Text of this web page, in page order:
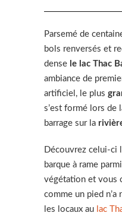
Parsemé de
bols renversés et
dense le lac Thac
ambiance de
artificiel, le plus
s’est formé lors de
barrage sur la
Découvrez celui-ci
barque à rame
végétation et vous
comme un pied
les locaux au lac